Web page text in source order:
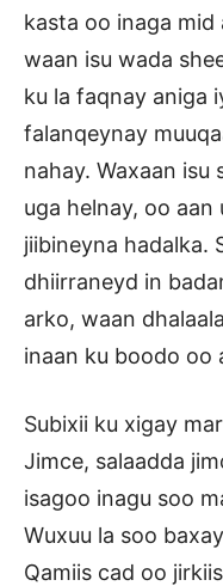
kasta oo inaga mid
waan isu wada
ku la faqnay aniga
falanqeynay
nahay. Waxaan isu
uga helnay, oo
jiibineyna hadalka.
dhiirraneyd in
arko, waan
inaan ku boodo oo
Subixii ku xigay
Jimce, salaadda
isagoo inagu soo
Wuxuu la soo
Qamiis cad oo